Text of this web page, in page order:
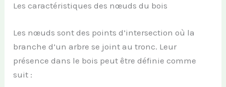
Les caractéristiques des nœuds du bois
Les nœuds sont des points d’intersection où la
branche d’un arbre se joint au tronc. Leur
présence dans le bois peut être définie comme
suit :